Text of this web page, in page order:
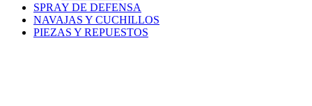
SPRAY DE DEFENSA
NAVAJAS Y CUCHILLOS
PIEZAS Y REPUESTOS